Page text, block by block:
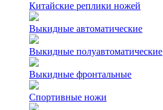
Китайские реплики ножей
Выкидные автоматические
Выкидные полуавтоматические
Выкидные фронтальные
Спортивные ножи